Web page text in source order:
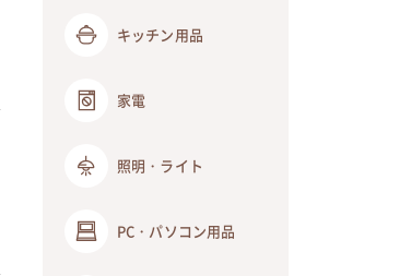
キッチン用品
家電
照明・ライト
PC・パソコン用品